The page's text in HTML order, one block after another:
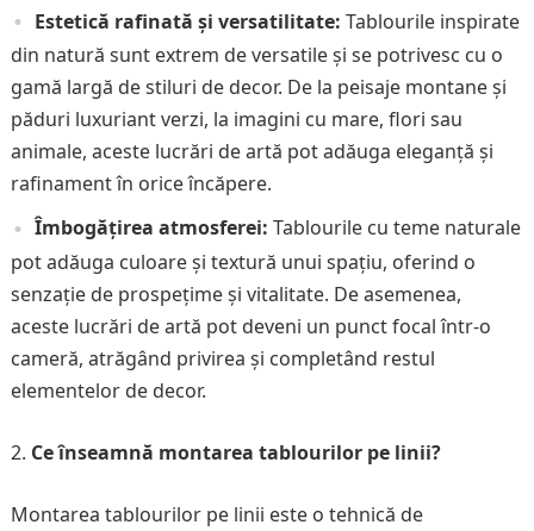
Estetică rafinată și versatilitate: Tablourile inspirate
din natură sunt extrem de versatile și se potrivesc cu o
gamă largă de stiluri de decor. De la peisaje montane și
păduri luxuriant verzi, la imagini cu mare, flori sau
animale, aceste lucrări de artă pot adăuga eleganță și
rafinament în orice încăpere.
Îmbogățirea atmosferei: Tablourile cu teme naturale
pot adăuga culoare și textură unui spațiu, oferind o
senzație de prospețime și vitalitate. De asemenea,
aceste lucrări de artă pot deveni un punct focal într-o
cameră, atrăgând privirea și completând restul
elementelor de decor.
Ce înseamnă montarea tablourilor pe linii?
Montarea tablourilor pe linii este o tehnică de